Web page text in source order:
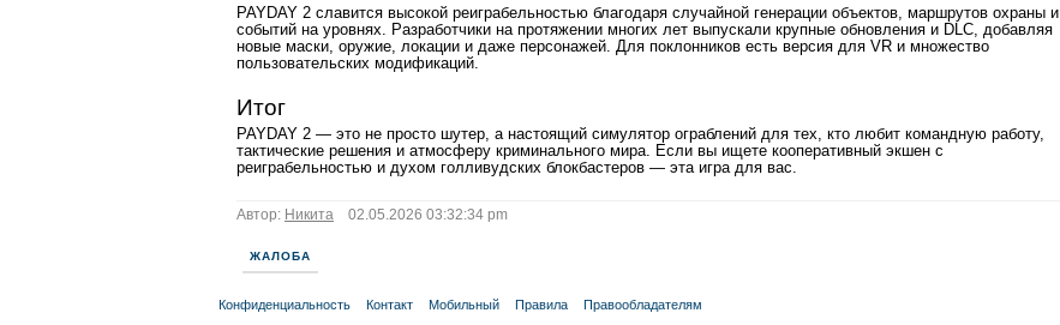
PAYDAY 2 славится высокой реиграбельностью благодаря случайной генерации объектов, маршрутов охраны и
событий на уровнях. Разработчики на протяжении многих лет выпускали крупные обновления и DLC, добавляя
новые маски, оружие, локации и даже персонажей. Для поклонников есть версия для VR и множество
пользовательских модификаций.
Итог
PAYDAY 2 — это не просто шутер, а настоящий симулятор ограблений для тех, кто любит командную работу,
тактические решения и атмосферу криминального мира. Если вы ищете кооперативный экшен с
реиграбельностью и духом голливудских блокбастеров — эта игра для вас.
Автор: Никита 02.05.2026 03:32:34 pm
ЖАЛОБА
Конфиденциальность Контакт Мобильный Правила Правообладателям